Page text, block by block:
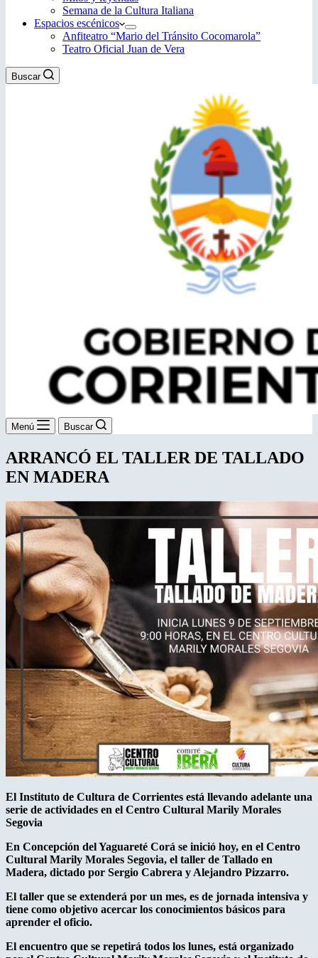
Semana de la Cultura Italiana
Espacios escénicos
Anfiteatro “Mario del Tránsito Cocomarola”
Teatro Oficial Juan de Vera
Buscar
Menú Buscar
ARRANCÓ EL TALLER DE TALLADO
EN MADERA
El Instituto de Cultura de Corrientes está llevando adelante una
serie de actividades en el Centro Cultural Marily Morales
Segovia
En Concepción del Yaguareté Corá se inició hoy, en el Centro
Cultural Marily Morales Segovia, el taller de Tallado en
Madera, dictado por Sergio Cabrera y Alejandro Pizzarro.
El taller que se extenderá por un mes, es de jornada intensiva y
tiene como objetivo acercar los conocimientos básicos para
aprender el oficio.
El encuentro que se repetirá todos los lunes, está organizado